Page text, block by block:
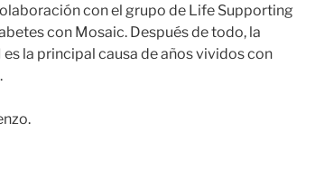
con el grupo de Life Supporting
con Mosaic. Después de todo, la
la principal causa de años vividos con